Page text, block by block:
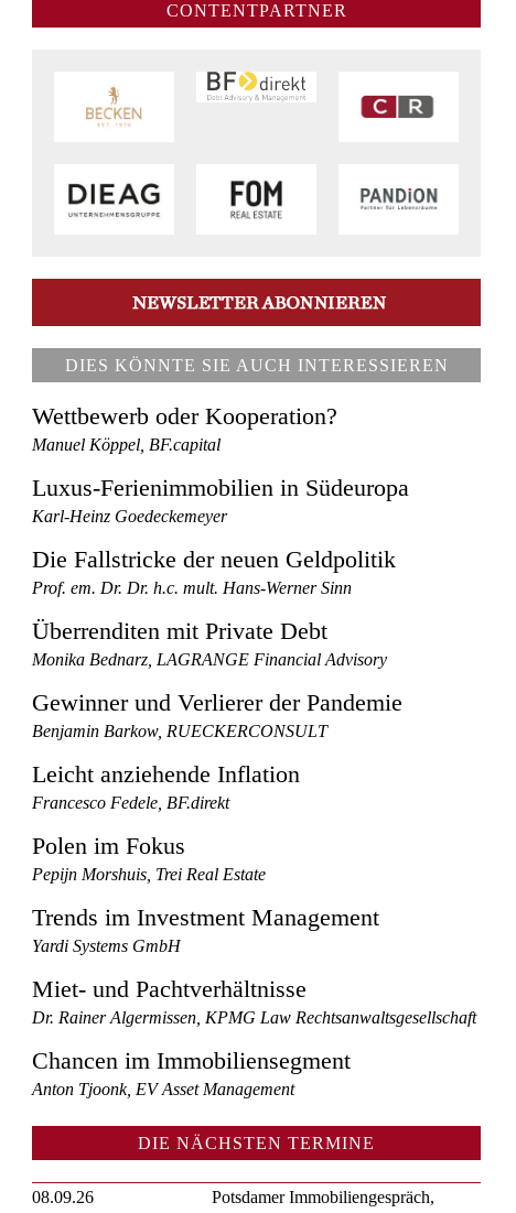
CONTENTPARTNER
DIES KÖNNTE SIE AUCH INTERESSIEREN
Wettbewerb oder Kooperation?
Manuel Köppel, BF.capital
Luxus-Ferienimmobilien in Südeuropa
Karl-Heinz Goedeckemeyer
Die Fallstricke der neuen Geldpolitik
Prof. em. Dr. Dr. h.c. mult. Hans-Werner Sinn
Überrenditen mit Private Debt
Monika Bednarz, LAGRANGE Financial Advisory
Gewinner und Verlierer der Pandemie
Benjamin Barkow, RUECKERCONSULT
Leicht anziehende Inflation
Francesco Fedele, BF.direkt
Polen im Fokus
Pepijn Morshuis, Trei Real Estate
Trends im Investment Management
Yardi Systems GmbH
Miet- und Pachtverhältnisse
Dr. Rainer Algermissen, KPMG Law Rechtsanwaltsgesellschaft
Chancen im Immobiliensegment
Anton Tjoonk, EV Asset Management
DIE NÄCHSTEN TERMINE
08.09.26 Potsdamer Immobiliengespräch,